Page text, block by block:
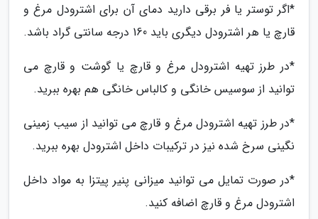
*اگر توستر یا فر برقی دارید دمای آن برای اشترودل مرغ و
قارچ یا هر اشترودل دیگری باید 160 درجه سانتی گراد باشد.
*در طرز تهیه اشترودل مرغ و قارچ یا گوشت و قارچ می
توانید از سوسیس خانگی و کالباس خانگی هم بهره ببرید.
*در طرز تهیه اشترودل مرغ و قارچ می توانید از سیب زمینی
نگینی سرخ شده نیز در ترکیبات داخل اشترودل بهره ببرید.
*در صورت تمایل می توانید میزانی پنیر پیتزا به مواد داخل
اشترودل مرغ و قارچ اضافه کنید.